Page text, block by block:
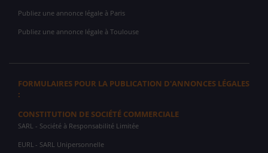
Publiez une annonce légale à Paris
Publiez une annonce légale à Toulouse
FORMULAIRES POUR LA PUBLICATION D'ANNONCES LÉGALES
:
CONSTITUTION DE SOCIÉTÉ COMMERCIALE
SARL - Société à Responsabilité Limitée
EURL - SARL Unipersonnelle